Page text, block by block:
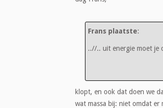
Frans plaatste:
..//.. uit energie moet je
klopt, en ook dat doen we
wat massa bij: niet omdat er